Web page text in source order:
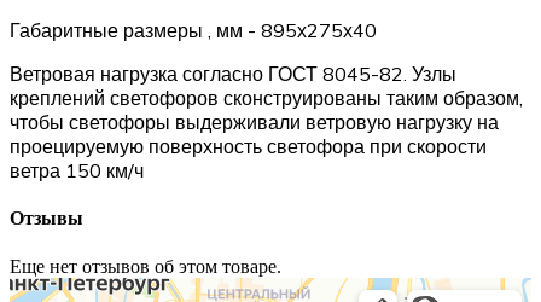
Габаритные размеры , мм - 895х275х40
Ветровая нагрузка согласно ГОСТ 8045-82. Узлы
креплений светофоров сконструированы таким образом,
чтобы светофоры выдерживали ветровую нагрузку на
проецируемую поверхность светофора при скорости
ветра 150 км/ч
Отзывы
Еще нет отзывов об этом товаре.